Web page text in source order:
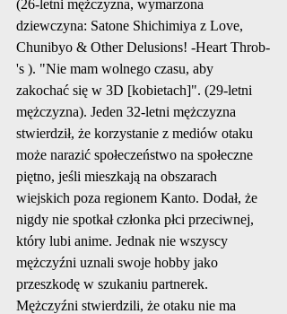
(26-letni mężczyzna, wymarzona
dziewczyna: Satone Shichimiya z Love,
Chunibyo & Other Delusions! -Heart Throb-
's ). "Nie mam wolnego czasu, aby
zakochać się w 3D [kobietach]". (29-letni
mężczyzna). Jeden 32-letni mężczyzna
stwierdził, że korzystanie z mediów otaku
może narazić społeczeństwo na społeczne
piętno, jeśli mieszkają na obszarach
wiejskich poza regionem Kanto. Dodał, że
nigdy nie spotkał członka płci przeciwnej,
który lubi anime. Jednak nie wszyscy
mężczyźni uznali swoje hobby jako
przeszkodę w szukaniu partnerek.
Mężczyźni stwierdzili, że otaku nie ma